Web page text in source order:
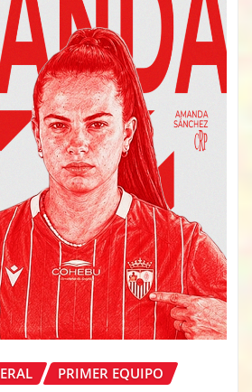
PRIMER EQUIPO